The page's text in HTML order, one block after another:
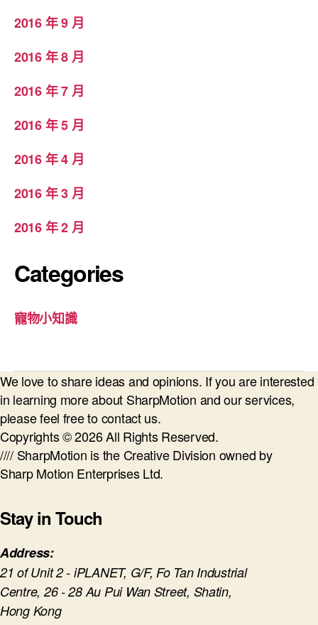
2016 年 9 月
2016 年 8 月
2016 年 7 月
2016 年 5 月
2016 年 4 月
2016 年 3 月
2016 年 2 月
Categories
寵物小知識
We love to share ideas and opinions. If you are interested
in learning more about SharpMotion and our services,
please feel free to contact us.
Copyrights © 2026 All Rights Reserved.
//// SharpMotion is the Creative Division owned by
Sharp Motion Enterprises Ltd.
Stay in Touch
Address:
21 of Unit 2 - iPLANET, G/F, Fo Tan Industrial
Centre, 26 - 28 Au Pui Wan Street, Shatin,
Hong Kong